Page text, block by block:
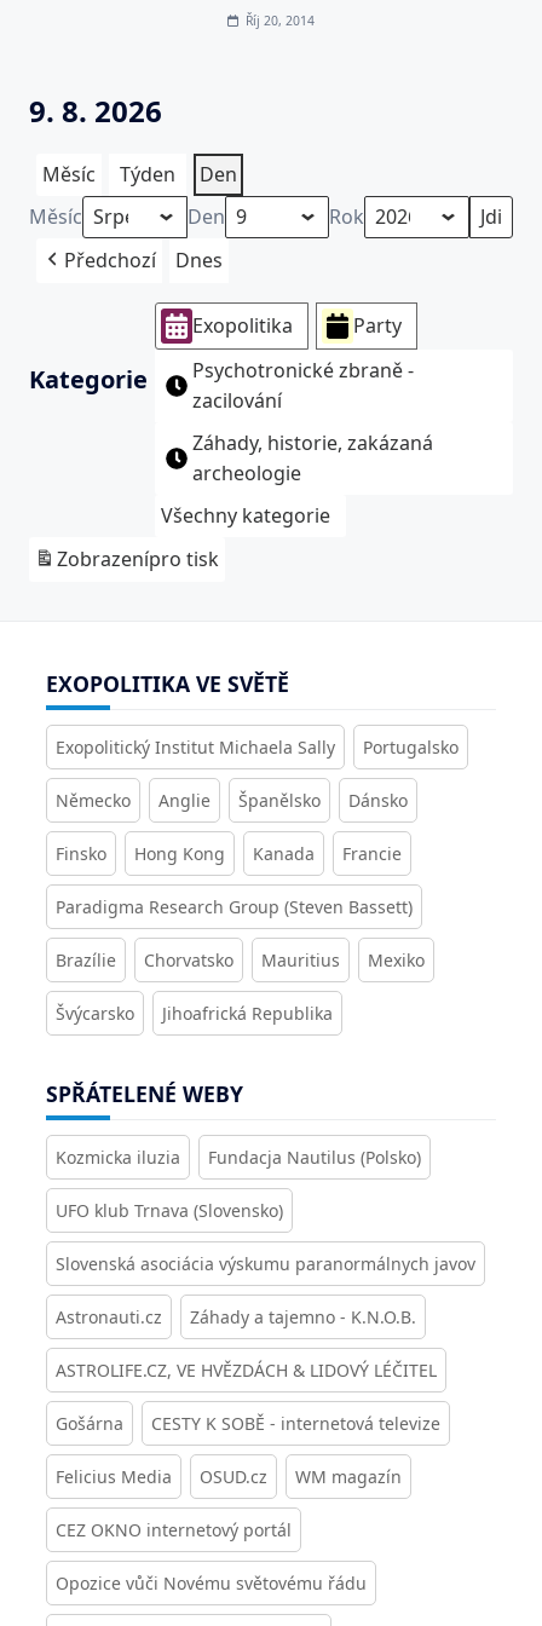
Říj 20, 2014
9. 8. 2026
Měsíc Týden
Den
Měsíc
Den
Rok
Předchozí
Dnes
Kategorie
Exopolitika
Party
Psychotronické zbraně -
zacilování
Záhady, historie, zakázaná
archeologie
Všechny kategorie
Zobrazenípro tisk
EXOPOLITIKA VE SVĚTĚ
Exopolitický Institut Michaela Sally Portugalsko
Německo Anglie Španělsko Dánsko
Finsko Hong Kong Kanada Francie
Paradigma Research Group (Steven Bassett)
Brazílie Chorvatsko Mauritius Mexiko
Švýcarsko Jihoafrická Republika
SPŘÁTELENÉ WEBY
Kozmicka iluzia Fundacja Nautilus (Polsko)
UFO klub Trnava (Slovensko)
Slovenská asociácia výskumu paranormálnych javov
Astronauti.cz Záhady a tajemno - K.N.O.B.
ASTROLIFE.CZ, VE HVĚZDÁCH & LIDOVÝ LÉČITEL
Gošárna CESTY K SOBĚ - internetová televize
Felicius Media OSUD.cz WM magazín
CEZ OKNO internetový portál
Opozice vůči Novému světovému řádu